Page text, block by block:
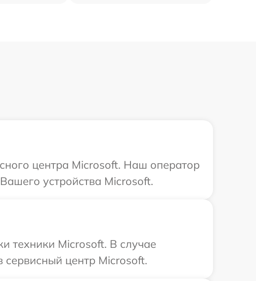
центра Microsoft. Наш оператор
устройства Microsoft.
техники Microsoft. В случае
центр Microsoft.